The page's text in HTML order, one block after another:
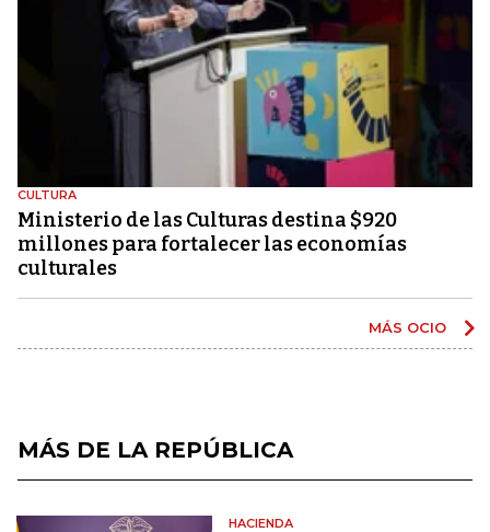
CULTURA
Ministerio de las Culturas destina $920
millones para fortalecer las economías
culturales
MÁS OCIO
MÁS DE LA REPÚBLICA
HACIENDA